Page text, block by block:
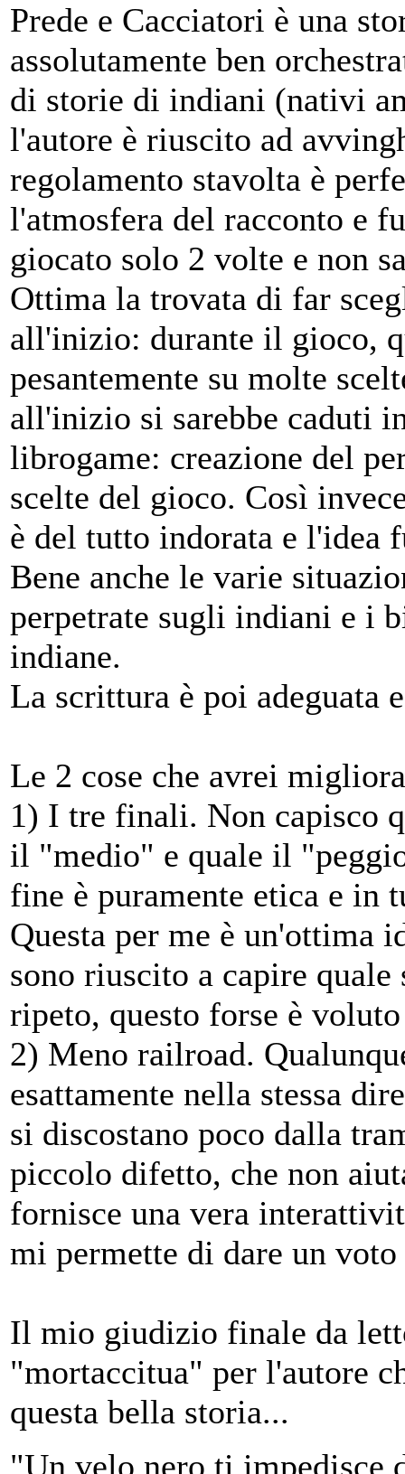
Prede e Cacciatori è una
assolutamente ben
di storie di indiani (nativi
l'autore è riuscito ad
regolamento stavolta è
l'atmosfera del racconto e
giocato solo 2 volte e non
Ottima la trovata di far
all'inizio: durante il gioco,
pesantemente su molte
all'inizio si sarebbe caduti
librogame: creazione del
scelte del gioco. Così
è del tutto indorata e l'idea
Bene anche le varie
perpetrate sugli indiani e i
indiane.
La scrittura è poi
Le 2 cose che avrei
1) I tre finali. Non capisco
il "medio" e quale il
fine è puramente etica e in
Questa per me è un'ottima
sono riuscito a capire
ripeto, questo forse è
2) Meno railroad.
esattamente nella stessa
si discostano poco dalla
piccolo difetto, che non
fornisce una vera
mi permette di dare un
Il mio giudizio finale da
"mortaccitua" per l'autore
questa bella storia...
"Un velo nero ti impedisce